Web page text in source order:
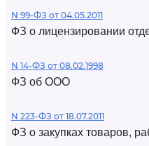
N 99-ФЗ от 04.05.2011
ФЗ о лицензировании
N 14-ФЗ от 08.02.1998
ФЗ об ООО
N 223-ФЗ от 18.07.2011
ФЗ о закупках товаров,